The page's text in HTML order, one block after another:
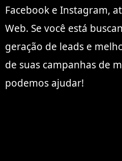
Facebook e Instagram,
Web. Se você está
geração de leads e
de suas campanhas de
podemos ajudar!